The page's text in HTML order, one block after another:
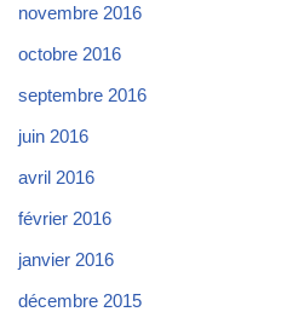
novembre 2016
octobre 2016
septembre 2016
juin 2016
avril 2016
février 2016
janvier 2016
décembre 2015